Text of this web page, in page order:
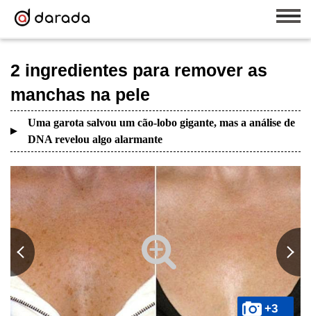
2 ingredientes para remover as
manchas na pele
Uma garota salvou um cão-lobo gigante, mas a análise de
DNA revelou algo alarmante
+3